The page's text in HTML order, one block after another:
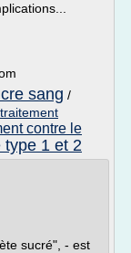
sang /
traitement
contre le
type 1 et 2
sucré", - est